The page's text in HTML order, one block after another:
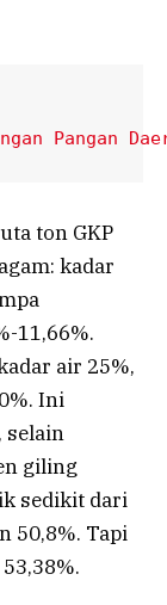
Pangan
ton GKP
kadar
11,66%.
air 25%,
Ini
selain
giling
sedikit dari
50,8%. Tapi